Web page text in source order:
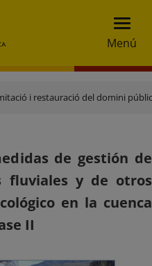
Menú
i restauració del domini
de gestión de
fluviales y de otros
en la cuenca
II